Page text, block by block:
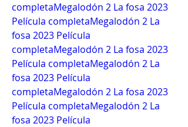
completaMegalodón 2 La fosa 2023
Película completaMegalodón 2 La
fosa 2023 Película
completaMegalodón 2 La fosa 2023
Película completaMegalodón 2 La
fosa 2023 Película
completaMegalodón 2 La fosa 2023
Película completaMegalodón 2 La
fosa 2023 Película